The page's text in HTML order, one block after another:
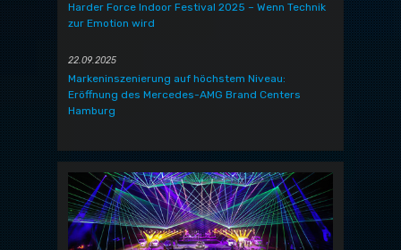
Harder Force Indoor Festival 2025 – Wenn Technik
zur Emotion wird
22.09.2025
Markeninszenierung auf höchstem Niveau:
Eröffnung des Mercedes-AMG Brand Centers
Hamburg